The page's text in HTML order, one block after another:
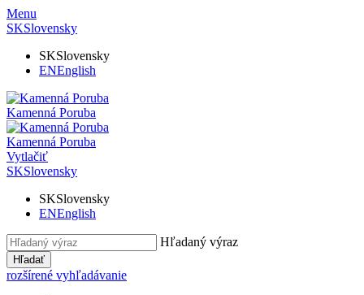
Menu
SKSlovensky
SKSlovensky
ENEnglish
Kamenná Poruba
Kamenná Poruba
Vytlačiť
SKSlovensky
SKSlovensky
ENEnglish
Hľadaný výraz
Hľadať
rozšírené vyhľadávanie